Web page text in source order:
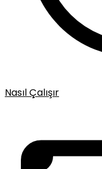
Nasıl Çalışır